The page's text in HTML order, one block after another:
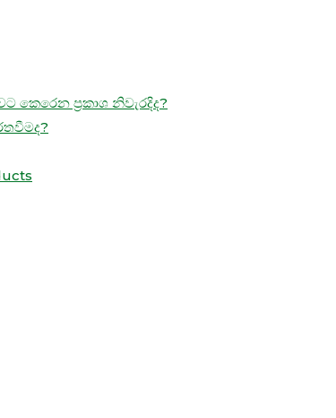
කෙරෙන ප්‍රකාශ නිවැරදිද?